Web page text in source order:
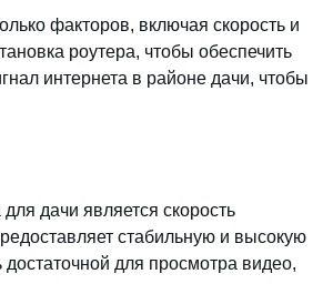
факторов, включая скорость и
роутера, чтобы обеспечить
интернета в районе дачи, чтобы
дачи является скорость
стабильную и высокую
для просмотра видео,